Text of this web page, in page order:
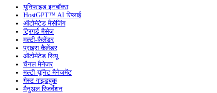
यूनिफाइड इनबॉक्स
HostGPT™ AI रिप्लाई
ऑटोमेटेड मैसेजिंग
ट्रिगर्ड मैसेज
मल्टी-कैलेंडर
प्राइस कैलेंडर
ऑटोमेटेड रिव्यू
चैनल मैनेजर
मल्टी-यूनिट मैनेजमेंट
गेस्ट गाइडबुक
मैनुअल रिज़र्वेशन